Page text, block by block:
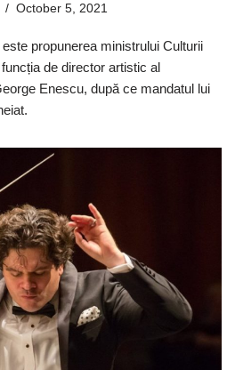
October 5, 2021
propunerea ministrului Culturii
de director artistic al
Enescu, după ce mandatul lui